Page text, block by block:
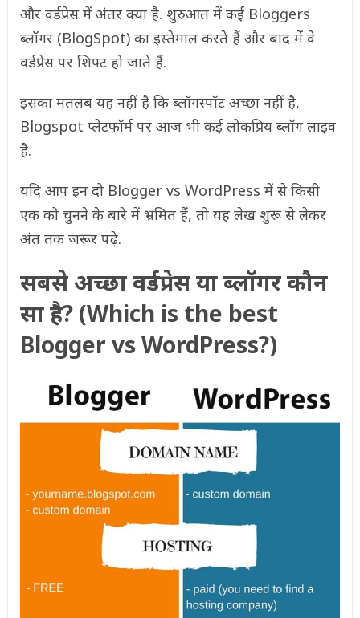
और वर्डप्रेस में अंतर क्या है. शुरुआत में कई Bloggers
ब्लॉगर (BlogSpot) का इस्तेमाल करते हैं और बाद में वे
वर्डप्रेस पर शिफ्ट हो जाते हैं.
इसका मतलब यह नहीं है कि ब्लॉगस्पॉट अच्छा नहीं है,
Blogspot प्लेटफॉर्म पर आज भी कई लोकप्रिय ब्लॉग लाइव
है.
यदि आप इन दो Blogger vs WordPress में से किसी
एक को चुनने के बारे में भ्रमित हैं, तो यह लेख शुरू से लेकर
अंत तक जरूर पढ़े.
सबसे अच्छा वर्डप्रेस या ब्लॉगर कौन
सा है? (Which is the best
Blogger vs WordPress?)